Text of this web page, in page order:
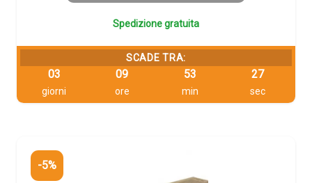
Spedizione gratuita
SCADE TRA:
03
giorni
09
ore
53
min
26
sec
-5%